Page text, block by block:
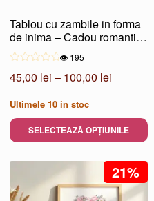
în
pagina
produsului.
Tablou cu zambile in forma
de inima – Cadou romantic
special
👁️ 195
45,00 lei – 100,00 lei
45,00 lei
până
la
100,00 lei
Ultimele 10 in stoc
SELECTEAZĂ OPȚIUNILE
are
21%